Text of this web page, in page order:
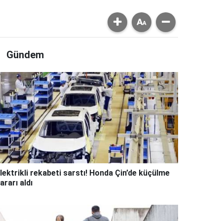
Gündem
rekabeti sarstı! Honda Çin’de küçülme
aldı